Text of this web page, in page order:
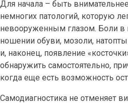
Для начала – быть
немногих патологий, которую
невооруженным глазом. Боли в
ношении обуви, мозоли,
и, наконец, появление
обнаружить самостоятельно,
когда еще есть возможность
Самодиагностика не отменяет